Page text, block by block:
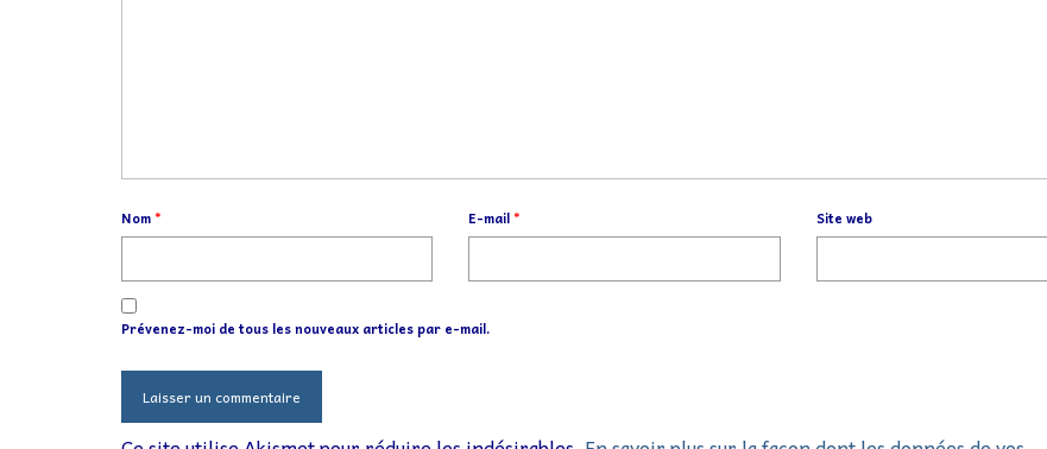
Nom* E-mail* Site web
Prévenez-moi de tous les nouveaux articles par e-mail.